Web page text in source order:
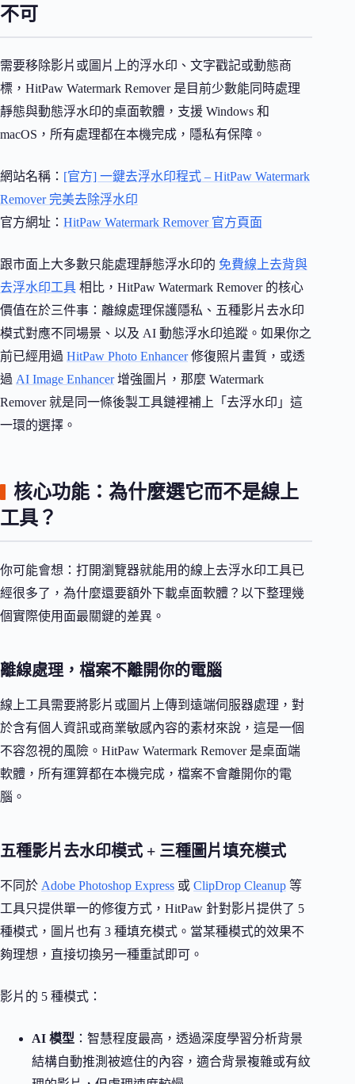
不可
需要移除影片或圖片上的浮水印、文字戳記或動態商
標，HitPaw Watermark Remover 是目前少數能同時處理
靜態與動態浮水印的桌面軟體，支援 Windows 和
macOS，所有處理都在本機完成，隱私有保障。
網站名稱： [官方] 一鍵去浮水印程式 – HitPaw Watermark
Remover 完美去除浮水印
官方網址： HitPaw Watermark Remover 官方頁面
跟市面上大多數只能處理靜態浮水印的 免費線上去背與
去浮水印工具 相比，HitPaw Watermark Remover 的核心
價值在於三件事：離線處理保護隱私、五種影片去水印
模式對應不同場景、以及 AI 動態浮水印追蹤。如果你之
前已經用過 HitPaw Photo Enhancer修復照片畫質，或透
過 AI Image Enhancer增強圖片，那麼 Watermark
Remover 就是同一條後製工具鏈裡補上「去浮水印」這
一環的選擇。
核心功能：為什麼選它而不是線上
工具？
你可能會想：打開瀏覽器就能用的線上去浮水印工具已
經很多了，為什麼還要額外下載桌面軟體？以下整理幾
個實際使用面最關鍵的差異。
離線處理，檔案不離開你的電腦
線上工具需要將影片或圖片上傳到遠端伺服器處理，對
於含有個人資訊或商業敏感內容的素材來說，這是一個
不容忽視的風險。HitPaw Watermark Remover 是桌面端
軟體，所有運算都在本機完成，檔案不會離開你的電
腦。
五種影片去水印模式 + 三種圖片填充模式
不同於 Adobe Photoshop Express 或 ClipDrop Cleanup 等
工具只提供單一的修復方式，HitPaw 針對影片提供了 5
種模式，圖片也有 3 種填充模式。當某種模式的效果不
夠理想，直接切換另一種重試即可。
影片的 5 種模式：
AI 模型 ：智慧程度最高，透過深度學習分析背景
結構自動推測被遮住的內容，適合背景複雜或有紋